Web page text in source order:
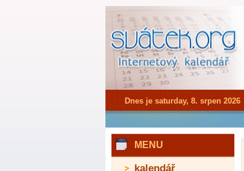
MENU
kalendář
Dnes je saturday, 8. srpen 2026